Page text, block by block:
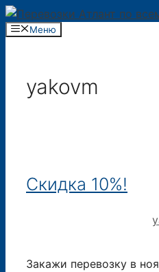
Перейти
Меню
yakovm
Скидка 10%!
Закажи перевозку в